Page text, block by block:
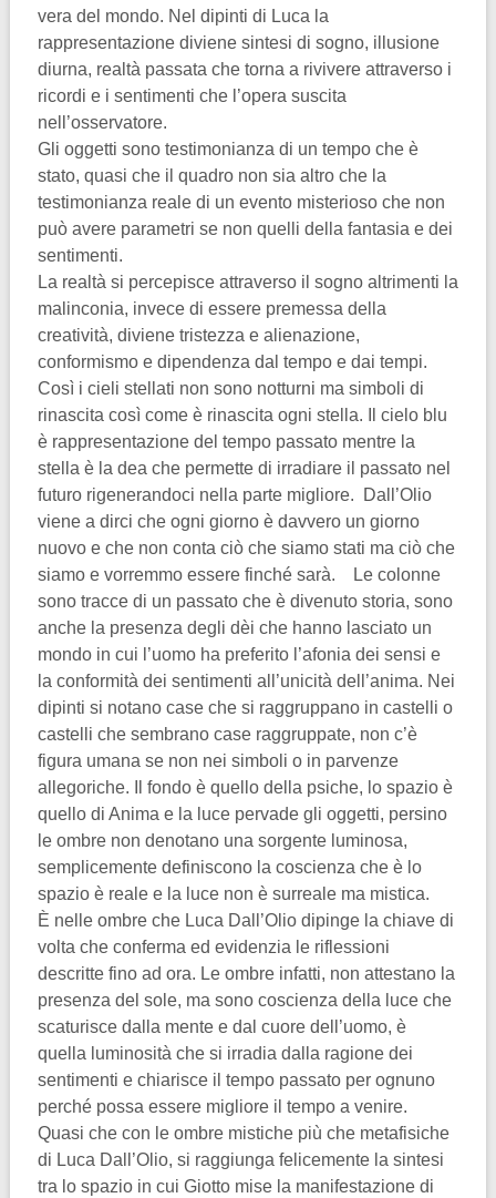
vera del mondo. Nel dipinti di Luca la
rappresentazione diviene sintesi di sogno, illusione
diurna, realtà passata che torna a rivivere attraverso i
ricordi e i sentimenti che l’opera suscita
nell’osservatore.
Gli oggetti sono testimonianza di un tempo che è
stato, quasi che il quadro non sia altro che la
testimonianza reale di un evento misterioso che non
può avere parametri se non quelli della fantasia e dei
sentimenti.
La realtà si percepisce attraverso il sogno altrimenti la
malinconia, invece di essere premessa della
creatività, diviene tristezza e alienazione,
conformismo e dipendenza dal tempo e dai tempi.
Così i cieli stellati non sono notturni ma simboli di
rinascita così come è rinascita ogni stella. Il cielo blu
è rappresentazione del tempo passato mentre la
stella è la dea che permette di irradiare il passato nel
futuro rigenerandoci nella parte migliore. Dall’Olio
viene a dirci che ogni giorno è davvero un giorno
nuovo e che non conta ciò che siamo stati ma ciò che
siamo e vorremmo essere finché sarà. Le colonne
sono tracce di un passato che è divenuto storia, sono
anche la presenza degli dèi che hanno lasciato un
mondo in cui l’uomo ha preferito l’afonia dei sensi e
la conformità dei sentimenti all’unicità dell’anima. Nei
dipinti si notano case che si raggruppano in castelli o
castelli che sembrano case raggruppate, non c’è
figura umana se non nei simboli o in parvenze
allegoriche. Il fondo è quello della psiche, lo spazio è
quello di Anima e la luce pervade gli oggetti, persino
le ombre non denotano una sorgente luminosa,
semplicemente definiscono la coscienza che è lo
spazio è reale e la luce non è surreale ma mistica.
È nelle ombre che Luca Dall’Olio dipinge la chiave di
volta che conferma ed evidenzia le riflessioni
descritte fino ad ora. Le ombre infatti, non attestano la
presenza del sole, ma sono coscienza della luce che
scaturisce dalla mente e dal cuore dell’uomo, è
quella luminosità che si irradia dalla ragione dei
sentimenti e chiarisce il tempo passato per ognuno
perché possa essere migliore il tempo a venire.
Quasi che con le ombre mistiche più che metafisiche
di Luca Dall’Olio, si raggiunga felicemente la sintesi
tra lo spazio in cui Giotto mise la manifestazione di